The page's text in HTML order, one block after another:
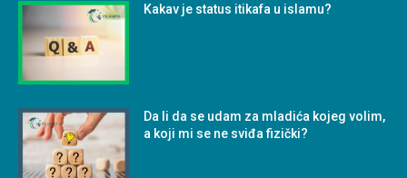
Kakav je status itikafa u islamu?
Da li da se udam za mladića kojeg volim,
a koji mi se ne sviđa fizički?